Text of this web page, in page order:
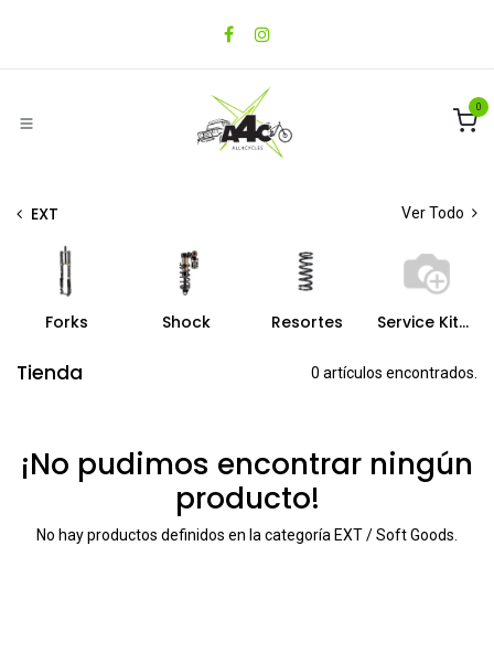
0
EXT Ver Todo
Forks Shock Resortes Service Kits & Spare Parts
Tienda 0 artículos encontrados.
¡No pudimos encontrar ningún
producto!
No hay productos definidos en la categoría EXT / Soft Goods.